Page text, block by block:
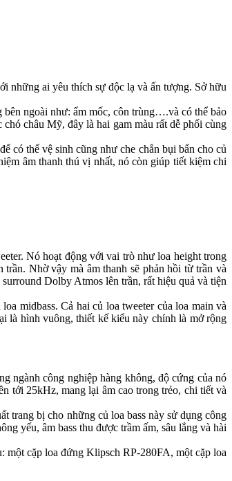
những ai yêu thích sự độc lạ và ấn tượng. Sở hữu
ngoài như: ẩm mốc, côn trùng….và có thể bảo
châu Mỹ, đây là hai gam màu rất dễ phối cùng
có thể vệ sinh cũng như che chắn bụi bẩn cho củ
âm thanh thú vị nhất, nó còn giúp tiết kiệm chi
Nó hoạt động với vai trò như loa height trong
Nhờ vậy mà âm thanh sẽ phản hồi từ trần và
Dolby Atmos lên trần, rất hiệu quả và tiện
midbass. Cả hai củ loa tweeter của loa main và
là hình vuông, thiết kế kiểu này chính là mở rộng
ngành công nghiệp hàng không, độ cứng của nó
tới 25kHz, mang lại âm cao trong trẻo, chi tiết và
trang bị cho những củ loa bass này sử dụng công
yếu, âm bass thu được trầm ấm, sâu lắng và hài
một cặp loa đứng Klipsch RP-280FA, một cặp loa